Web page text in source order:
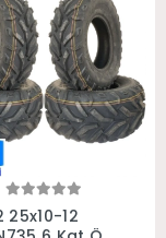
Sepete Ekle
25x10-12